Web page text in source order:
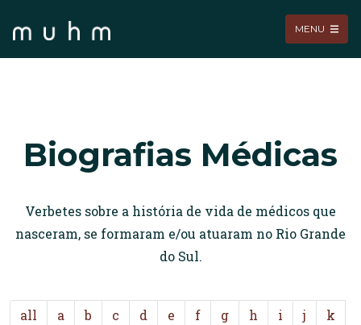
MENU
Biografias Médicas
Verbetes sobre a história de vida de médicos que
nasceram, se formaram e/ou atuaram no Rio Grande
do Sul.
all a b c d e f g h i j
k